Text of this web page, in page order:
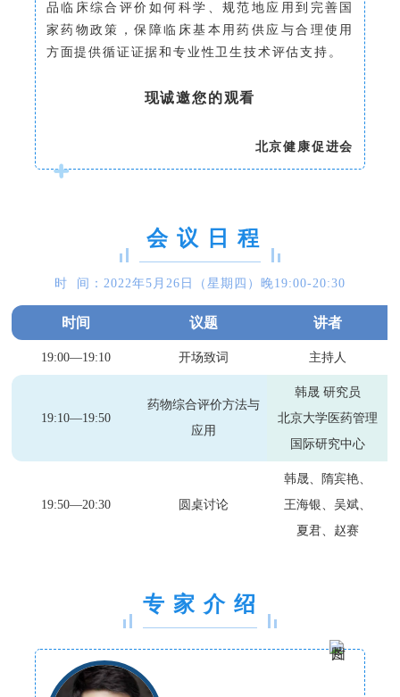
品临床综合评价如何科学、规范地应用到完善国
家药物政策，保障临床基本用药供应与合理使用
方面提供循证证据和专业性卫生技术评估支持。
现诚邀您的观看
北京健康促进会
会 议 日 程
时 间：2022年5月26日（星期四）晚19:00-20:30
时间 议题 讲者
19:00—19:10 开场致词 主持人
19:10—19:50
药物综合评价方法与
应用
韩晟 研究员
北京大学医药管理
国际研究中心
19:50—20:30 圆桌讨论
韩晟、隋宾艳、
王海银、吴斌、
夏君、赵赛
专 家 介 绍